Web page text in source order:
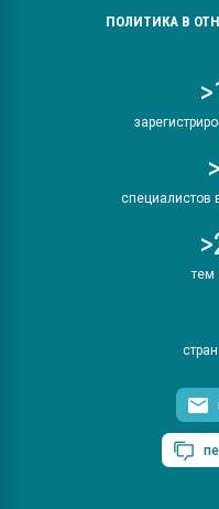
ПОЛИТИКА В
специалистов
тем